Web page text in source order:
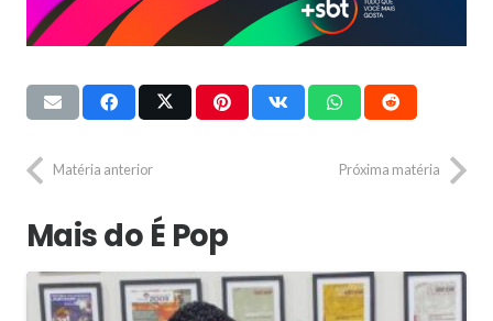
Matéria anterior Próxima matéria
Mais do É Pop